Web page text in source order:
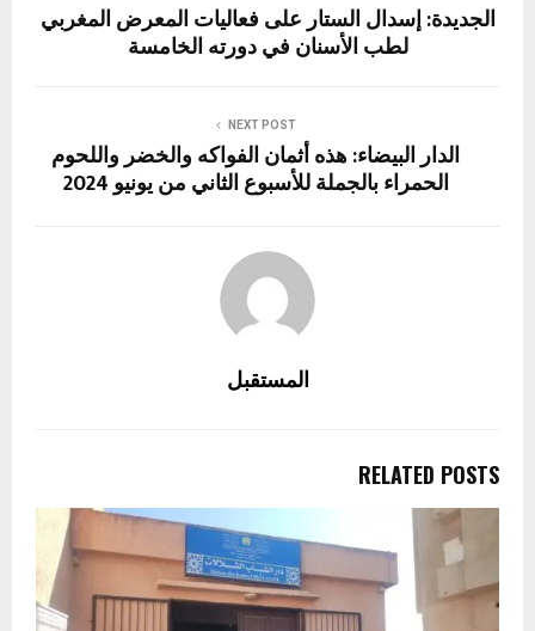
الجديدة: إسدال الستار على فعاليات المعرض المغربي
لطب الأسنان في دورته الخامسة
NEXT POST
الدار البيضاء: هذه أثمان الفواكه والخضر واللحوم
الحمراء بالجملة للأسبوع الثاني من يونيو 2024
المستقبل
RELATED POSTS